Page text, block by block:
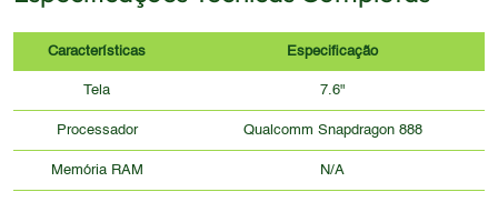
Características Especificação
Tela 7.6"
Processador Qualcomm Snapdragon 888
Memória RAM N/A